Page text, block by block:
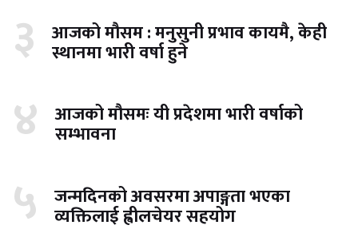
३ आजको मौसम : मनुसुनी प्रभाव कायमै, केही
स्थानमा भारी वर्षा हुने
४ आजको मौसमः यी प्रदेशमा भारी वर्षाको
सम्भावना
५ जन्मदिनको अवसरमा अपाङ्गता भएका
व्यक्तिलाई ह्वीलचेयर सहयोग